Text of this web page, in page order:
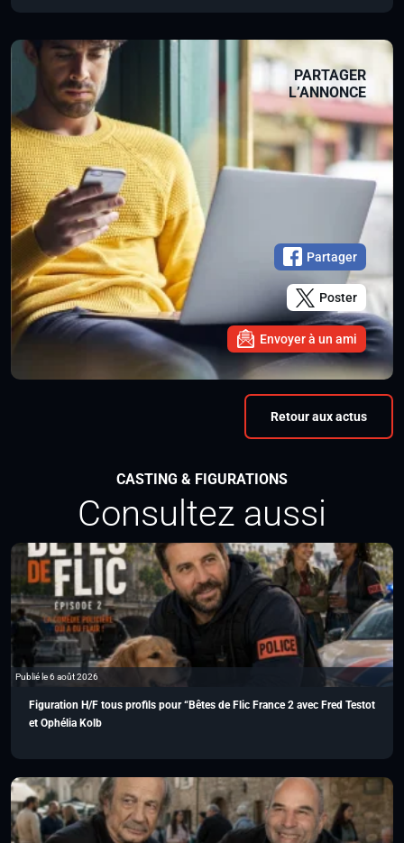
PARTAGER
L’ANNONCE
Partager
Poster
Envoyer à un ami
Retour aux actus
CASTING & FIGURATIONS
Consultez aussi
Publié le 6 août 2026
Figuration H/F tous profils pour “Bêtes de Flic France 2 avec Fred Testot
et Ophélia Kolb